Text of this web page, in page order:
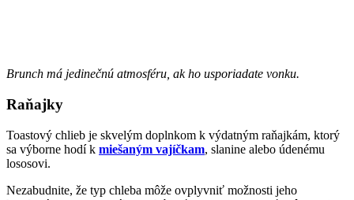
Brunch má jedinečnú atmosféru, ak ho usporiadate vonku.
Raňajky
Toastový chlieb je skvelým doplnkom k výdatným raňajkám, ktorý
sa výborne hodí k miešaným vajíčkam, slanine alebo údenému
lososovi.
Nezabudnite, že typ chleba môže ovplyvniť možnosti jeho